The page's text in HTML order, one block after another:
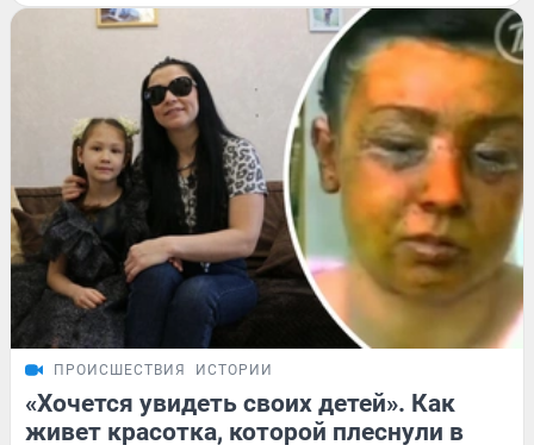
ПРОИСШЕСТВИЯ ИСТОРИИ
«Хочется увидеть своих детей». Как
живет красотка, которой плеснули в